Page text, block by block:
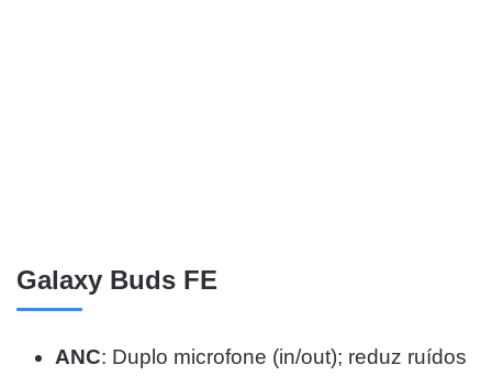
Galaxy Buds FE
ANC: Duplo microfone (in/out); reduz ruídos